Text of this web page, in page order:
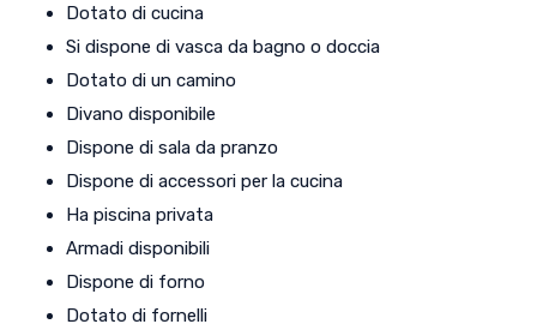
Dotato di cucina
Si dispone di vasca da bagno o doccia
Dotato di un camino
Divano disponibile
Dispone di sala da pranzo
Dispone di accessori per la cucina
Ha piscina privata
Armadi disponibili
Dispone di forno
Dotato di fornelli